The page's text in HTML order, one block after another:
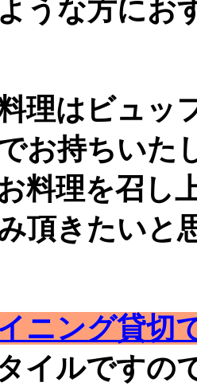
うな方にお
理はビュッ
お持ちいた
料理を召し
頂きたいと
ニング貸切
イルですの